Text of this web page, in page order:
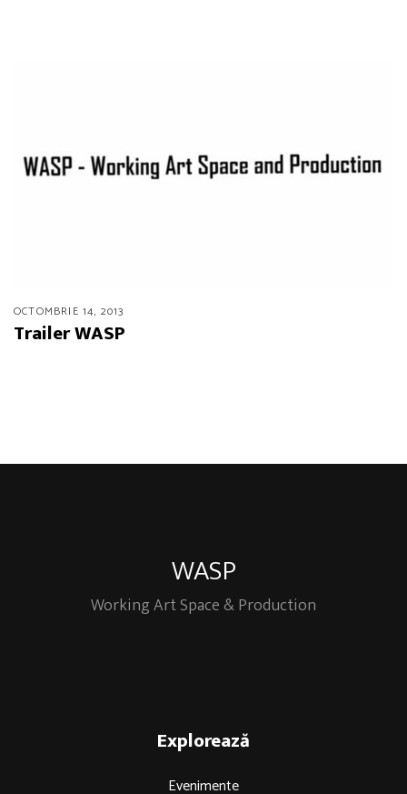
OCTOMBRIE 14, 2013
Trailer WASP
WASP
Working Art Space & Production
Explorează
Evenimente